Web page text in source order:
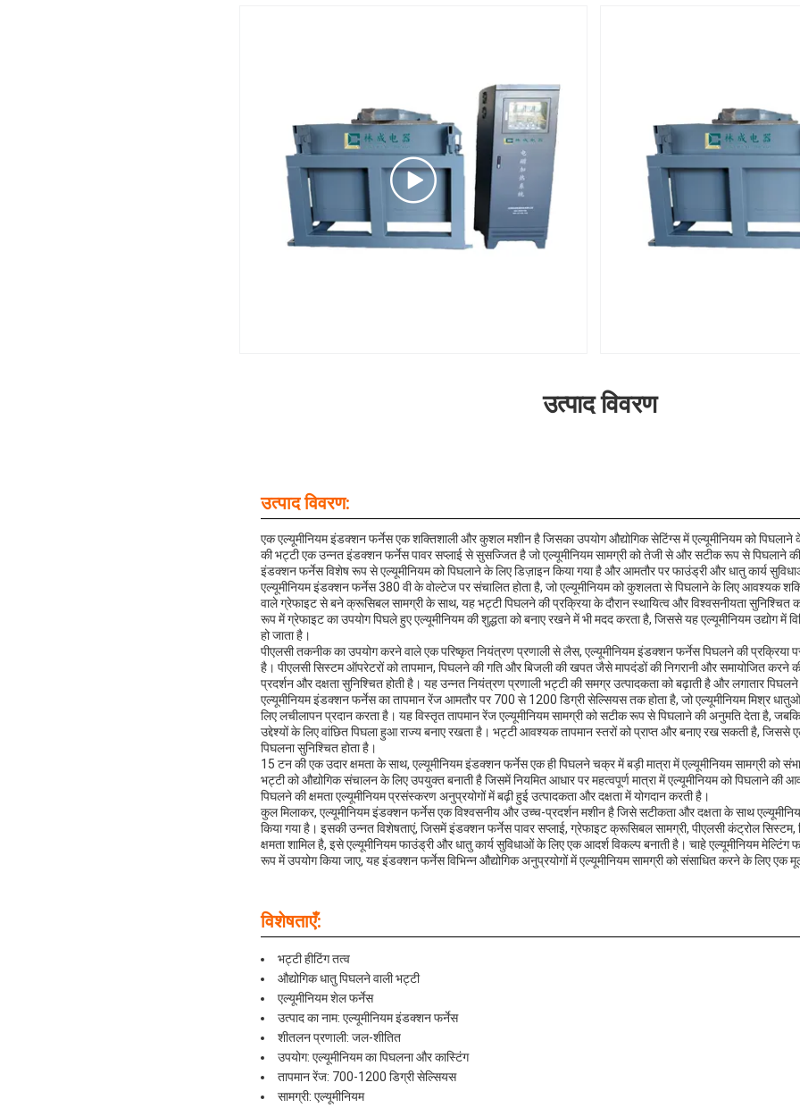
उत्पाद विवरण
उत्पाद विवरण:
एक एल्यूमीनियम इंडक्शन फर्नेस एक शक्तिशाली और कुशल मशीन है जिसका उपयोग औद्योगिक सेटिंग्स में एल्यूमीनियम को पिघलाने
की भट्टी एक उन्नत इंडक्शन फर्नेस पावर सप्लाई से सुसज्जित है जो एल्यूमीनियम सामग्री को तेजी से और सटीक रूप से पिघलाने
इंडक्शन फर्नेस विशेष रूप से एल्यूमीनियम को पिघलाने के लिए डिज़ाइन किया गया है और आमतौर पर फाउंड्री और धातु कार्य
एल्यूमीनियम इंडक्शन फर्नेस 380 वी के वोल्टेज पर संचालित होता है, जो एल्यूमीनियम को कुशलता से पिघलाने के लिए आवश्यक
वाले ग्रेफाइट से बने क्रूसिबल सामग्री के साथ, यह भट्टी पिघलने की प्रक्रिया के दौरान स्थायित्व और विश्वसनीयता
रूप में ग्रेफाइट का उपयोग पिघले हुए एल्यूमीनियम की शुद्धता को बनाए रखने में भी मदद करता है, जिससे यह एल्यूमीनियम उद्योग में
हो जाता है।
पीएलसी तकनीक का उपयोग करने वाले एक परिष्कृत नियंत्रण प्रणाली से लैस, एल्यूमीनियम इंडक्शन फर्नेस पिघलने की प्रक्रिया
है। पीएलसी सिस्टम ऑपरेटरों को तापमान, पिघलने की गति और बिजली की खपत जैसे मापदंडों की निगरानी और समायोजित करने
प्रदर्शन और दक्षता सुनिश्चित होती है। यह उन्नत नियंत्रण प्रणाली भट्टी की समग्र उत्पादकता को बढ़ाती है और लगातार
एल्यूमीनियम इंडक्शन फर्नेस का तापमान रेंज आमतौर पर 700 से 1200 डिग्री सेल्सियस तक होता है, जो एल्यूमीनियम मिश्र
लिए लचीलापन प्रदान करता है। यह विस्तृत तापमान रेंज एल्यूमीनियम सामग्री को सटीक रूप से पिघलाने की अनुमति देता है,
उद्देश्यों के लिए वांछित पिघला हुआ राज्य बनाए रखता है। भट्टी आवश्यक तापमान स्तरों को प्राप्त और बनाए रख सकती है,
पिघलना सुनिश्चित होता है।
15 टन की एक उदार क्षमता के साथ, एल्यूमीनियम इंडक्शन फर्नेस एक ही पिघलने चक्र में बड़ी मात्रा में एल्यूमीनियम सामग्री को
भट्टी को औद्योगिक संचालन के लिए उपयुक्त बनाती है जिसमें नियमित आधार पर महत्वपूर्ण मात्रा में एल्यूमीनियम को पिघलाने की
पिघलने की क्षमता एल्यूमीनियम प्रसंस्करण अनुप्रयोगों में बढ़ी हुई उत्पादकता और दक्षता में योगदान करती है।
कुल मिलाकर, एल्यूमीनियम इंडक्शन फर्नेस एक विश्वसनीय और उच्च-प्रदर्शन मशीन है जिसे सटीकता और दक्षता के साथ
किया गया है। इसकी उन्नत विशेषताएं, जिसमें इंडक्शन फर्नेस पावर सप्लाई, ग्रेफाइट क्रूसिबल सामग्री, पीएलसी कंट्रोल सिस्टम,
क्षमता शामिल है, इसे एल्यूमीनियम फाउंड्री और धातु कार्य सुविधाओं के लिए एक आदर्श विकल्प बनाती है। चाहे एल्यूमीनियम मेल्टिंग
रूप में उपयोग किया जाए, यह इंडक्शन फर्नेस विभिन्न औद्योगिक अनुप्रयोगों में एल्यूमीनियम सामग्री को संसाधित करने के लिए एक
विशेषताएँ:
भट्टी हीटिंग तत्व
औद्योगिक धातु पिघलने वाली भट्टी
एल्यूमीनियम शेल फर्नेस
उत्पाद का नाम: एल्यूमीनियम इंडक्शन फर्नेस
शीतलन प्रणाली: जल-शीतित
उपयोग: एल्यूमीनियम का पिघलना और कास्टिंग
तापमान रेंज: 700-1200 डिग्री सेल्सियस
सामग्री: एल्यूमीनियम